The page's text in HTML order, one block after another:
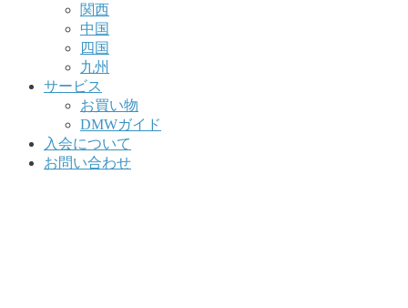
関西
中国
四国
九州
サービス
お買い物
DMWガイド
入会について
お問い合わせ